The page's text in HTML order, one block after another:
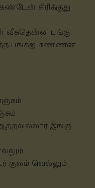
கண்டேன் சிரிக்குது
வீசுதென்ன பங்கு
பங்கஜ கண்ணன்
இங்கு
வெல்லும்